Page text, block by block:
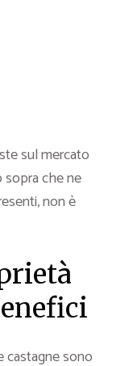
sul mercato
sopra che ne
non è
castagne sono